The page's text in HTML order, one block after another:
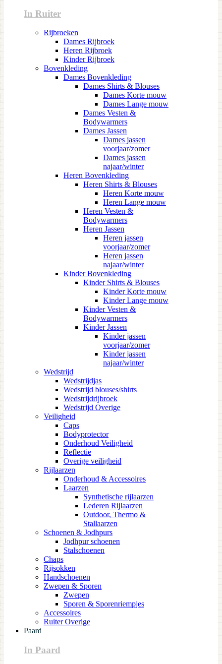
In Ruiter
Rijbroeken
Dames Rijbroek
Heren Rijbroek
Kinder Rijbroek
Bovenkleding
Dames Bovenkleding
Dames Shirts & Blouses
Dames Korte mouw
Dames Lange mouw
Dames Vesten &
Bodywarmers
Dames Jassen
Dames jassen
voorjaar/zomer
Dames jassen
najaar/winter
Heren Bovenkleding
Heren Shirts & Blouses
Heren Korte mouw
Heren Lange mouw
Heren Vesten &
Bodywarmers
Heren Jassen
Heren jassen
voorjaar/zomer
Heren jassen
najaar/winter
Kinder Bovenkleding
Kinder Shirts & Blouses
Kinder Korte mouw
Kinder Lange mouw
Kinder Vesten &
Bodywarmers
Kinder Jassen
Kinder jassen
voorjaar/zomer
Kinder jassen
najaar/winter
Wedstrijd
Wedstrijdjas
Wedstrijd blouses/shirts
Wedstrijdrijbroek
Wedstrijd Overige
Veiligheid
Caps
Bodyprotector
Onderhoud Veiligheid
Reflectie
Overige veiligheid
Rijlaarzen
Onderhoud & Accessoires
Laarzen
Synthetische rijlaarzen
Lederen Rijlaarzen
Outdoor, Thermo &
Stallaarzen
Schoenen & Jodhpurs
Jodhpur schoenen
Stalschoenen
Chaps
Rijsokken
Handschoenen
Zwepen & Sporen
Zwepen
Sporen & Sporenriempjes
Accessoires
Ruiter Overige
Paard
In Paard